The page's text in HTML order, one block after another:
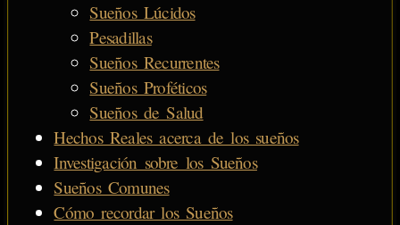
Sueños Lúcidos
Pesadillas
Sueños Recurrentes
Sueños Proféticos
Sueños de Salud
Hechos Reales acerca de los sueños
Investigación sobre los Sueños
Sueños Comunes
Cómo recordar los Sueños